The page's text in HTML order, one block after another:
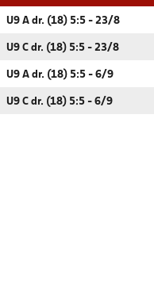
U9 A dr. (18) 5:5 - 23/8
U9 C dr. (18) 5:5 - 23/8
U9 A dr. (18) 5:5 - 6/9
U9 C dr. (18) 5:5 - 6/9